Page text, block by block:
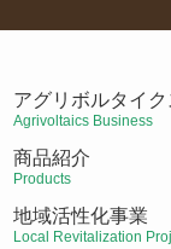
アグリボルタイ
Agrivoltaics Business
商品紹介
Products
地域活性化事業
Local Revitalization